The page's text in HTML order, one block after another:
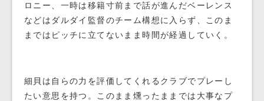
ロニー、一時は移籍寸前まで話が進んだベーレンス
などはダルダイ監督のチーム構想に入らず、このま
まではピッチに立てないまま時間が経過していく。
細貝は自らの力を評価してくれるクラブでプレーし
たい意思を持つ。このまま燻ったままでは大事なプ